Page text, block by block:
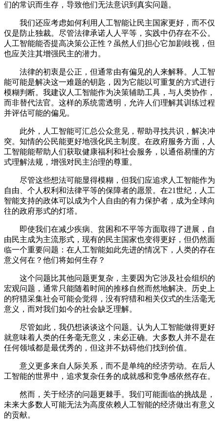
们的常识而生存，导致他们无法意识到真实问题。
我们还应考虑如何利用人工智能让民主国家更好，而不仅
仅是防止独裁。尽管法律承诺人人平等，实践中仍存在不公。
人工智能能否提高决策公正性？虽然人们担心它加剧歧视，但
也应关注其增强民主的潜力。
法律的初衷是公正，但通常由有偏见的人来解释。人工智
能可能是解决这一难题的钥匙，因为它能以可重复的方式进行
模糊判断。我建议人工智能作为决策辅助工具，与人类协作，
而非替代法官。这样的系统需透明，允许人们理解其训练过程
并评估可能的偏见。
此外，人工智能可汇总公众意见，帮助寻找共识，解决冲
突。知情的公民能更好地强化民主制度。在政府服务方面，人
工智能能帮助人们获取健康福利和社会服务，以通俗易懂的方
式理解法规，增强对民主治理的尊重。
尽管这些想法可能显得模糊，但我们应追求人工智能作为
自由、个人权利和法律平等的保障者的愿景。在21世纪，人工
智能支持的政体可以成为个人自由的有力保护者，成为全球向
往的政府形式的灯塔。
即使我们在减少疾病、贫困和不平等方面取得了进展，自
由民主成为主流形式，现有的民主国家也变得更好，但仍然面
临一个重要问题：在人工智能如此先进的情况下，人类的存在
意义何在？他们将如何生存？
这个问题比其他问题更复杂，主要因为它涉及社会组织的
宏观问题，通常只能随着时间的推移自然而然地解决。历史上
的狩猎采集社会可能会觉得，没有狩猎和相关仪式的生活毫无
意义，而对我们如今的社会缺乏理解。
尽管如此，我仍想谈谈这个问题。认为人工智能做得更好
就意味着人类的任务毫无意义，未必正确。大多数人并不是在
任何领域都是最优秀的，但这并不妨碍他们找到价值。
意义更多来自人际关系，而不是单纯的经济劳动。在后人
工智能的世界中，追求复杂任务的成就感和竞争感依然存在。
然而，关于经济的问题更棘手。我们可能面临的挑战是，
未来大多数人可能无法为高度依赖人工智能的经济做出有意义
的贡献。